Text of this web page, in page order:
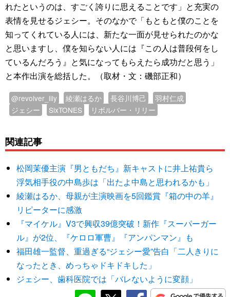
れたというのは、すごく誇りに思えることです」と充実の
表情を見せるジェシー。そのなかで「もともと僕のことを
知ってくれている人には、新たな一面が見せられたのかな
と思いますし、僕を知らない人には『この人は普段何をし
ているんだろう』と気になってもらえたら成功だと思う」
と本作出演を総括した。（取材・文：磯部正和）
@revolver_lily 綾瀬はるか 長谷川博己
羽村仁成
ジェシー
SixTONES リボルバー・リリー
関連記事
松岡茉優主演『男ともだち』新キャストに井上祐貴ら
浮気相手役の中島歩は「出たよ中島と思われるかも」
綾瀬はるか、母親が主演映画を5回鑑賞『箱の中の羊』
リピーターに感激
『マイケル』V3で興収39億突破！新作『スーパーガー
ル』が2位、『ケロロ軍曹』『アンパンマン』も
福田雄一監督、重過ぎる“ジェシー愛”告白「二人きりに
なったとき、めっちゃドキドキした」
ジェシー、歯科医院では「バレないように変顔」